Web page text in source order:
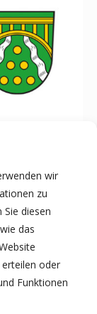
wir
zu
diesen
das
oder
Funktionen
06.11.2021